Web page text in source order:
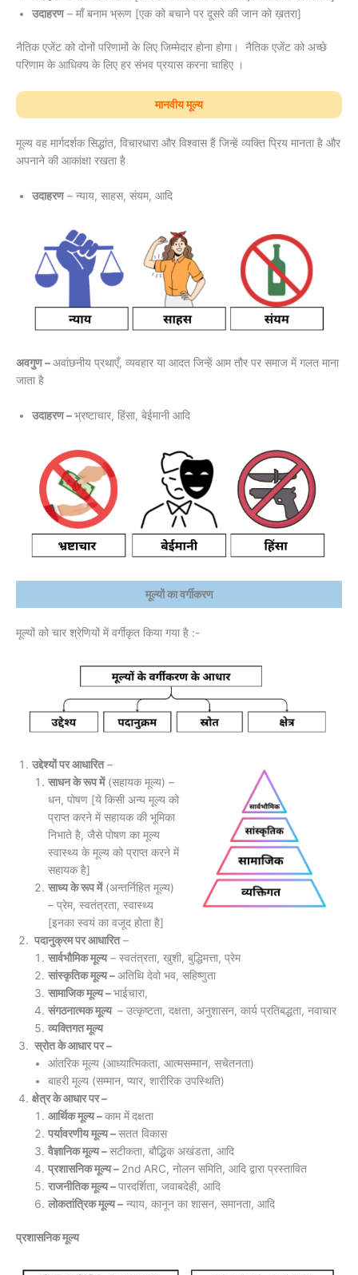
उदाहरण– माँ बनाम भ्रूण [एक को बचाने पर दूसरे की जान को ख़तरा]
नैतिक एजेंट को दोनों परिणामों के लिए जिम्मेदार होना होगा। नैतिक एजेंट को अच्छे
परिणाम के आधिक्य के लिए हर संभव प्रयास करना चाहिए ।
मानवीय मूल्य
मूल्य वह मार्गदर्शक सिद्धांत, विचारधारा और विश्वास हैं जिन्हें व्यक्ति प्रिय मानता है और
अपनाने की आकांक्षा रखता है
उदाहरण– न्याय, साहस, संयम, आदि
अवगुण –अवांछनीय प्रथाएँ, व्यवहार या आदत जिन्हें आम तौर पर समाज में गलत माना
जाता है
उदाहरण –भ्रष्टाचार, हिंसा, बेईमानी आदि
मूल्यों का वर्गीकरण
मूल्यों को चार श्रेणियों में वर्गीकृत किया गया है :-
उद्देश्यों पर आधारित–
साधन के रूप में(सहायक मूल्य) –
धन, पोषण [ये किसी अन्य मूल्य को
प्राप्त करने में सहायक की भूमिका
निभाते है, जैसे पोषण का मूल्य
स्वास्थ्य के मूल्य को प्राप्त करने में
सहायक है]
साध्य के रूप में(अन्तर्निहित मूल्य)
– प्रेम, स्वतंत्रता, स्वास्थ्य
[इनका स्वयं का वजूद होता है]
पदानुक्रम पर आधारित–
सार्वभौमिक मूल्य– स्वतंत्रता, खुशी, बुद्धिमत्ता, प्रेम
सांस्कृतिक मूल्य –अतिथि देवो भव, सहिष्णुता
सामाजिक मूल्य –भाईचारा,
संगठनात्मक मूल्य – उत्कृष्टता, दक्षता, अनुशासन, कार्य प्रतिबद्धता, नवाचार
व्यक्तिगत मूल्य
स्रोत के आधार पर –
आंतरिक मूल्य (आध्यात्मिकता, आत्मसम्मान, सचेतनता)
बाहरी मूल्य (सम्मान, प्यार, शारीरिक उपस्थिति)
क्षेत्र के आधार पर –
आर्थिक मूल्य –काम मेंदक्षता
पर्यावरणीय मूल्य –सतत विकास
वैज्ञानिक मूल्य –सटीकता, बौद्धिक अखंडता, आदि
प्रशासनिक मूल्य – 2nd ARC, नोलन समिति, आदि द्वारा प्रस्तावित
राजनीतिक मूल्य –पारदर्शिता, जवाबदेही, आदि
लोकतांत्रिक मूल्य – न्याय, कानून का शासन, समानता, आदि
प्रशासनिक मूल्य